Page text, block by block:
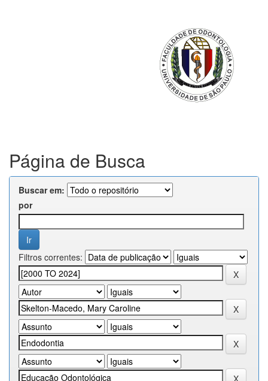
Página de Busca
Buscar em:
por
Filtros correntes: